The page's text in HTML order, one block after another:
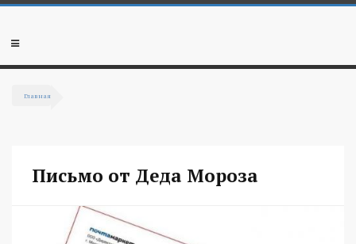
Перейти к основному содержанию
Мобильное
Главная
Письмо от Деда Мороза